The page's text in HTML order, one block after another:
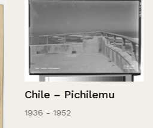
Chile – Pichilemu
1936 - 1952